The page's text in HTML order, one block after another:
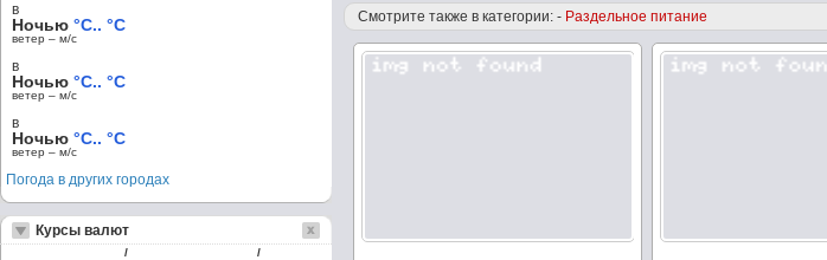
Смотрите также в категории: - Раздельное питание
в
Ночью °C.. °C
ветер – м/c
в
Ночью °C.. °C
ветер – м/c
в
Ночью °C.. °C
ветер – м/c
Погода в других городах
Курсы валют
/ /